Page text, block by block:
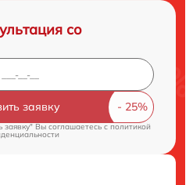
со
заявку
заявку" Вы соглашаетесь cполитикой